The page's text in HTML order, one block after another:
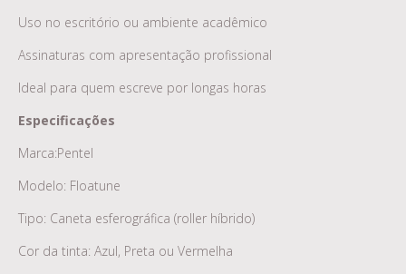
Uso no escritório ou ambiente acadêmico
Assinaturas com apresentação profissional
Ideal para quem escreve por longas horas
Especificações
Marca:Pentel
Modelo: Floatune
Tipo: Caneta esferográfica (roller híbrido)
Cor da tinta: Azul, Preta ou Vermelha